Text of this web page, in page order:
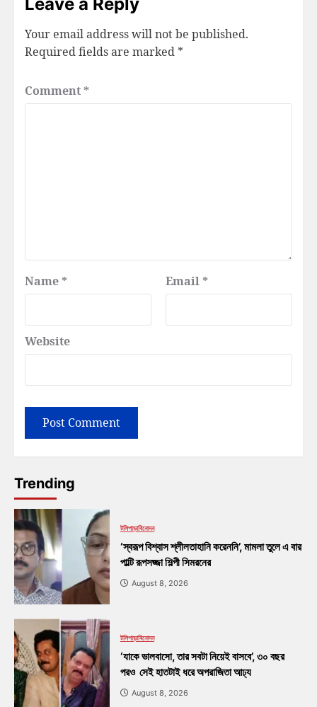
Your email address will not be published.
Required fields are marked *
Comment *
Name * Email *
Website
Trending
টলিপাড়াবিনোদন
‘স্বরূপ বিশ্বাস শ্লীলতাহানি করেননি’, মামলা তুলে এ বার
পাল্টি রূপসজ্জা শিল্পী সিমরনের
August 8, 2026
টলিপাড়াবিনোদন
‘যাকে ভালবাসো, তার সবটা নিয়েই বাসবে’, ৩০ বছর
পরও সেই হাতটাই ধরে অপরাজিতা আঢ্য
August 8, 2026